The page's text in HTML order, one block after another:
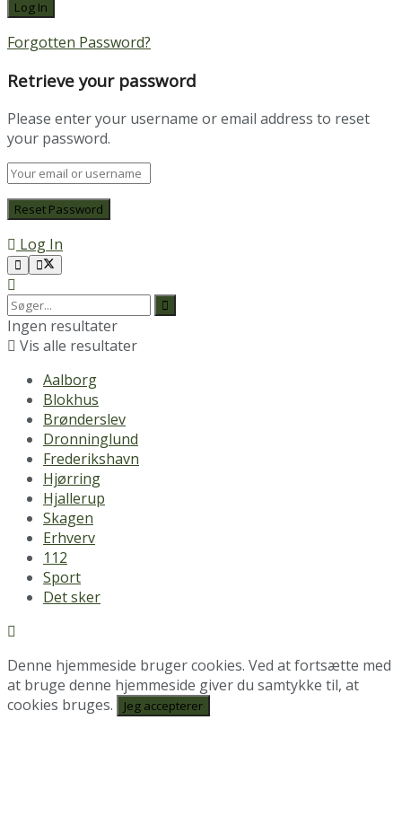
Forgotten Password?
Retrieve your password
Please enter your username or email address to reset
your password.
Log In
Ingen resultater
Vis alle resultater
Aalborg
Blokhus
Brønderslev
Dronninglund
Frederikshavn
Hjørring
Hjallerup
Skagen
Erhverv
112
Sport
Det sker
Denne hjemmeside bruger cookies. Ved at fortsætte med
at bruge denne hjemmeside giver du samtykke til, at
cookies bruges.
Jeg accepterer